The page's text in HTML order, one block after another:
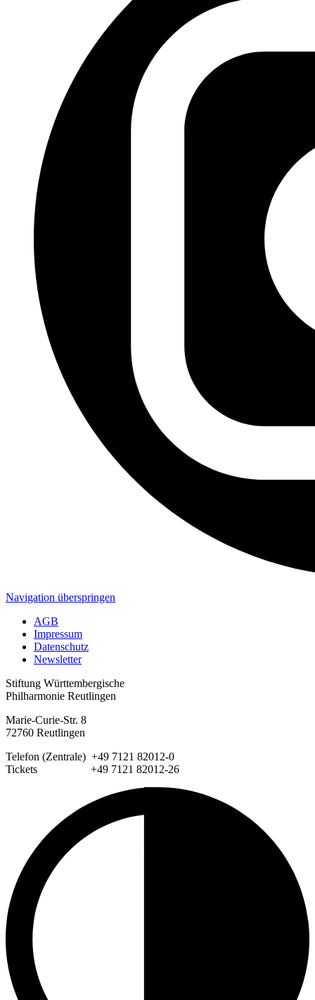
Navigation überspringen
AGB
Impressum
Datenschutz
Newsletter
Stiftung Württembergische
Philharmonie Reutlingen
Marie-Curie-Str. 8
72760 Reutlingen
Telefon (Zentrale) +49 7121 82012-0
Tickets +49 7121 82012-26